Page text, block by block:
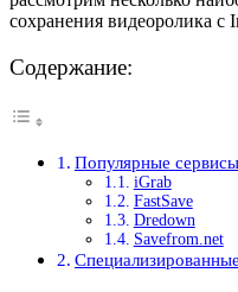
сохранения видеоролика с
Содержание:
Популярные сервисы
iGrab
FastSave
Dredown
Savefrom.net